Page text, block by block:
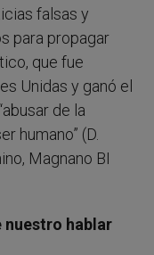
falsas y
para propagar
que fue
Unidas y ganó el
de la
humano” (D.
Magnano BI
nuestro hablar